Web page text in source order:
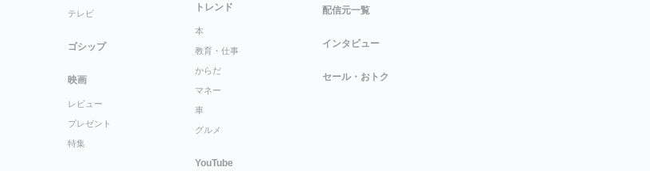
テレビ
ゴシップ
映画
レビュー
プレゼント
特集
トレンド
本
教育・仕事
からだ
マネー
車
グルメ
YouTube
配信元一覧
インタビュー
セール・おトク